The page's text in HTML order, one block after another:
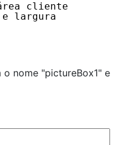
cliente
e largura
nome "pictureBox1" e